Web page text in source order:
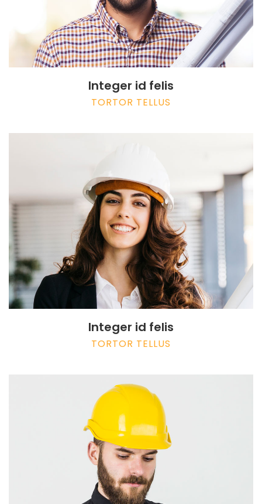
Integer id felis
TORTOR TELLUS
Integer id felis
TORTOR TELLUS